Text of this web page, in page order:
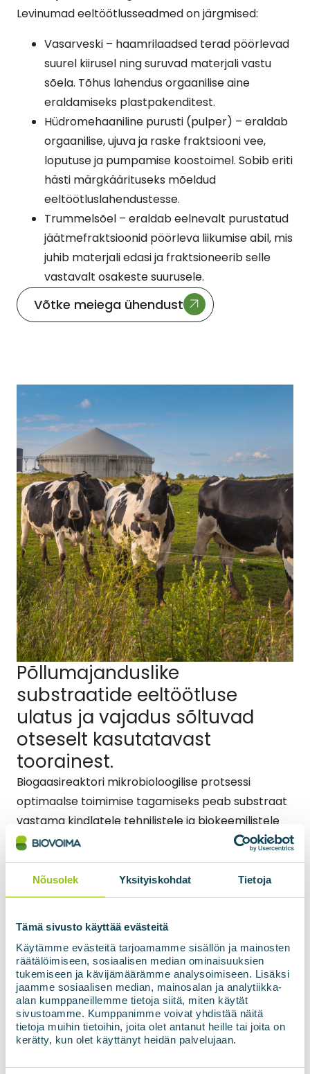
Nõusolek Yksityiskohdat Tietoja
Tämä sivusto käyttää evästeitä
Käytämme evästeitä tarjoamamme sisällön ja mainosten
räätälöimiseen, sosiaalisen median ominaisuuksien
tukemiseen ja kävijämäärämme analysoimiseen. Lisäksi
jaamme sosiaalisen median, mainosalan ja analytiikka-
alan kumppaneillemme tietoja siitä, miten käytät
sivustoamme. Kumppanimme voivat yhdistää näitä
tietoja muihin tietoihin, joita olet antanut heille tai joita on
kerätty, kun olet käyttänyt heidän palvelujaan.
Levinumad eeltöötlusseadmed on järgmised:
Vasarveski – haamrilaadsed terad pöörlevad
suurel kiirusel ning suruvad materjali vastu
sõela. Tõhus lahendus orgaanilise aine
eraldamiseks plastpakenditest.
Hüdromehaaniline purusti (pulper) – eraldab
orgaanilise, ujuva ja raske fraktsiooni vee,
loputuse ja pumpamise koostoimel. Sobib eriti
hästi märgkäärituseks mõeldud
eeltöötluslahendustesse.
Trummelsõel – eraldab eelnevalt purustatud
jäätmefraktsioonid pöörleva liikumise abil, mis
juhib materjali edasi ja fraktsioneerib selle
vastavalt osakeste suurusele.
Võtke meiega ühendust
Põllumajanduslike
substraatide eeltöötluse
ulatus ja vajadus sõltuvad
otseselt kasutatavast
toorainest.
Biogaasireaktori mikrobioloogilise protsessi
optimaalse toimimise tagamiseks peab substraat
vastama kindlatele tehnilistele ja biokeemilistele
parameetritele.
riknenud juurviljad) puhul on esmaseks
tagada piisav substraadi pindala ja segatavus
reaktoris. Selleks kasutatakse tavaliselt
purustusseadmeid või integreeritud
lõiketerasid transpordikonveieri sees.
Raskesti lagundatavate substraatide, näiteks
põhkude, anaeroobset lagundamist saab
vajadusel tõhustada ensümaatiliste lisandite
või keemiliste eeltöötlusmeetoditega, mis